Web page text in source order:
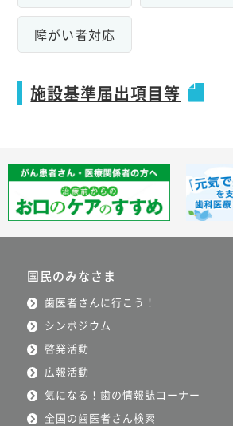
障がい者対応
施設基準届出項目等
国民のみなさま
歯医者さんに行こう！
シンポジウム
啓発活動
広報活動
気になる！歯の情報誌コーナー
全国の歯医者さん検索